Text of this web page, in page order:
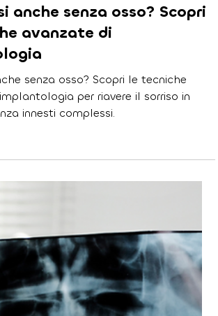
di lettura: 3 min
senza paura: i
più innovativi e indolori
tecnologie avanzate, è possibile
perfetti senza dolore e senza stress.